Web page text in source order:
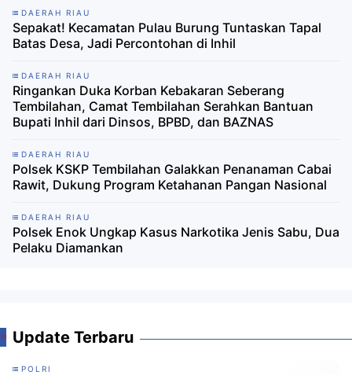
DAERAH RIAU
Sepakat! Kecamatan Pulau Burung Tuntaskan Tapal
Batas Desa, Jadi Percontohan di Inhil
DAERAH RIAU
Ringankan Duka Korban Kebakaran Seberang
Tembilahan, Camat Tembilahan Serahkan Bantuan
Bupati Inhil dari Dinsos, BPBD, dan BAZNAS
DAERAH RIAU
Polsek KSKP Tembilahan Galakkan Penanaman Cabai
Rawit, Dukung Program Ketahanan Pangan Nasional
DAERAH RIAU
Polsek Enok Ungkap Kasus Narkotika Jenis Sabu, Dua
Pelaku Diamankan
Update Terbaru
POLRI